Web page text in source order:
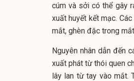
cúm và sởi có thể gây
xuất huyết kết mạc.
mắt, ghèn đặc trong
Nguyên nhân dẫn đến
xuất phát từ thói quen
lây lan từ tay vào mắt.